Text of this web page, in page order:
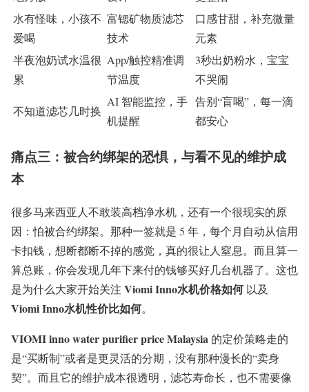
水有怪味，小孩不
爱喝
富锶矿物质滤芯
技术
口感甘甜，补充微量
元素
半夜泡奶试水温很
累
App/触控精准调
节温度
3秒出奶粉水，宝宝
不哭闹
不知道滤芯几时换
AI 智能监控，手
机提醒
告别“盲喝”，每一滴
都安心
痛点三：被合约绑架的恐惧，与看不见的维护成
本
很多马来西亚人不敢装高档净水机，还有一个很现实的原
因：怕被合约绑架。那种一签就是 5 年，每个月自动从信用
卡扣钱，想断都断不掉的感觉，真的很让人窒息。而且算一
算总账，你会发现几年下来付的钱够买好几台机器了。这也
是为什么大家开始关注 Viomi Inno水机价格如何以及
Viomi Inno水机性价比如何。
VIOMI inno water purifier price Malaysia 的定价策略走的
是“买断制”或者是更灵活的分期，没有那种漫长的“卖身
契”。而且它的维护成本很透明，滤芯寿命长，也不需要像